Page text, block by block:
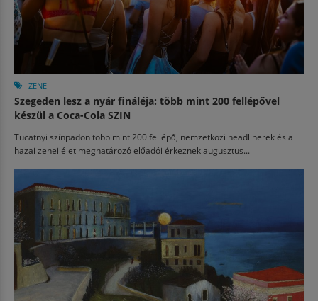
ZENE
Szegeden lesz a nyár fináléja: több mint 200 fellépővel
készül a Coca-Cola SZIN
Tucatnyi színpadon több mint 200 fellépő, nemzetközi headlinerek és a
hazai zenei élet meghatározó előadói érkeznek augusztus...